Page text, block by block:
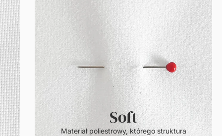
Soft
Materiał poliestrowy, którego struktura